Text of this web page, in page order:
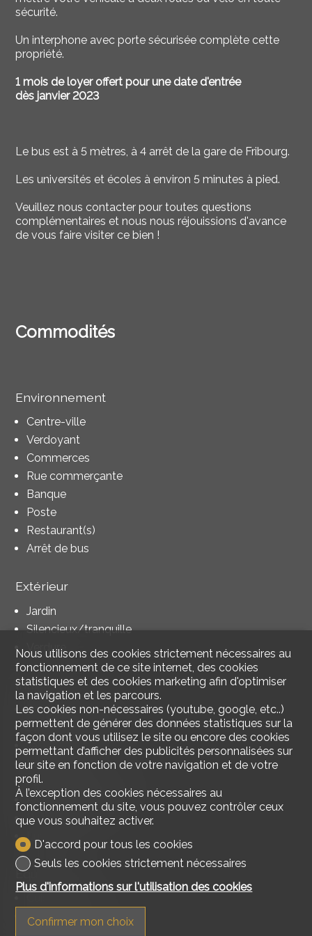
sécurité.
Un interphone avec porte sécurisée complète cette
propriété.
1 mois de loyer offert pour une date d'entrée
dès janvier 2023
Le bus est à 5 mètres, à 4 arrêt de la gare de Fribourg.
Les universités et écoles à environ 5 minutes à pied.
Veuillez nous contacter pour toutes questions
complémentaires et nous nous réjouissions d'avance
de vous faire visiter ce bien !
Commodités
Environnement
Centre-ville
Verdoyant
Commerces
Rue commerçante
Banque
Poste
Restaurant(s)
Arrêt de bus
Extérieur
Jardin
Silencieux/tranquille
Verdure
Intérieur
Sans ascenseur
Salle de bain privative
Jardin d'hiver
Local à vélos
Partiellement meublé
Armoires encastrées
Double vitrage
Lumineux
Equipement
Four
Nous utilisons des cookies strictement nécessaires au
fonctionnement de ce site internet, des cookies
statistiques et des cookies marketing afin d'optimiser
la navigation et les parcours.
Les cookies non-nécessaires (youtube, google, etc..)
permettent de générer des données statistiques sur la
façon dont vous utilisez le site ou encore des cookies
permettant d’afficher des publicités personnalisées sur
leur site en fonction de votre navigation et de votre
profil.
À l’exception des cookies nécessaires au
fonctionnement du site, vous pouvez contrôler ceux
que vous souhaitez activer.
D'accord pour tous les cookies
Seuls les cookies strictement nécessaires
Plus d'informations sur l'utilisation des cookies
Confirmer mon choix